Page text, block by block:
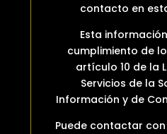
contacto en
Esta
cumplimiento de
artículo 10 de la
Servicios de la
Información y de
Puede contactar